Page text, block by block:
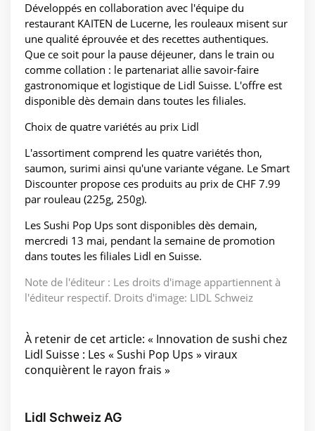
Développés en collaboration avec l'équipe du
restaurant KAITEN de Lucerne, les rouleaux misent sur
une qualité éprouvée et des recettes authentiques.
Que ce soit pour la pause déjeuner, dans le train ou
comme collation : le partenariat allie savoir-faire
gastronomique et logistique de Lidl Suisse. L'offre est
disponible dès demain dans toutes les filiales.
Choix de quatre variétés au prix Lidl
L'assortiment comprend les quatre variétés thon,
saumon, surimi ainsi qu'une variante végane. Le Smart
Discounter propose ces produits au prix de CHF 7.99
par rouleau (225g, 250g).
Les Sushi Pop Ups sont disponibles dès demain,
mercredi 13 mai, pendant la semaine de promotion
dans toutes les filiales Lidl en Suisse.
Note de l'éditeur : Les droits d'image appartiennent à
l'éditeur respectif. Droits d'image: LIDL Schweiz
À retenir de cet article: « Innovation de sushi chez
Lidl Suisse : Les « Sushi Pop Ups » viraux
conquièrent le rayon frais »
Lidl Schweiz AG